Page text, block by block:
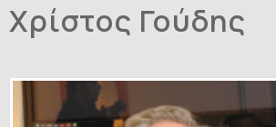
Χρίστος Γούδης